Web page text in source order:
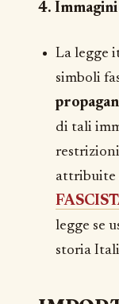
4.
La legge
simboli
di tali
attribuite
legge se
storia